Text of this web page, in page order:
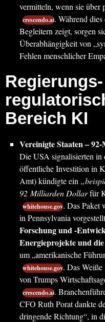
vermitteln, wenn sie über
crescendo.ai. Während
Begleitern zeigt, sorgen
Überabhängigkeit von
Fehlen menschlicher
Bereich KI
Vereinigte Staaten –
Die USA signalisierten in
öffentliche Investition in
Amt) kündigte ein
92 Milliarden Dollarfür
whitehouse.gov. Das Paket
in Pennsylvania
Forschung und -
Energieprojekte und
um „amerikanische
whitehouse.gov. Das
von Trumps
crescendo.ai.
CFO Ruth Porat dankte
dringende Richtung“, in